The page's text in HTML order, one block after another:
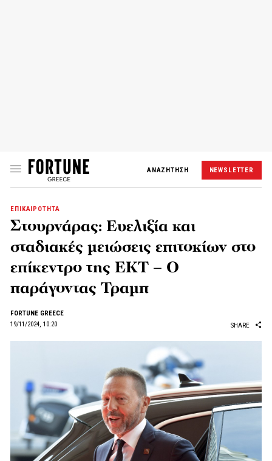
ΑΝΑΖΗΤΗΣΗ NEWSLETTER
ΕΠΙΚΑΙΡΟΤΗΤΑ
Στουρνάρας: Ευελιξία και
σταδιακές μειώσεις επιτοκίων στο
επίκεντρο της ΕΚΤ – Ο
παράγοντας Τραμπ
FORTUNE GREECE
19/11/2024, 10:20
SHARE